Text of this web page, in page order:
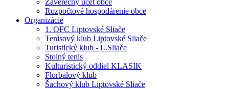
Záverečný účet obce
Rozpočtové hospodárenie obce
Organizácie
1. OFC Liptovské Sliače
Tenisový klub Liptovské Sliače
Turistický klub - L.Sliače
Stolný tenis
Kulturistický oddiel KLASIK
Florbalový klub
Šachový klub Liptovské Sliače